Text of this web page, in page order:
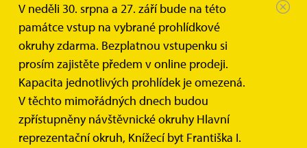
V neděli 30. srpna a 27. září bude na této
památce vstup na vybrané prohlídkové
okruhy zdarma. Bezplatnou vstupenku si
prosím zajistěte předem v online prodeji.
Kapacita jednotlivých prohlídek je omezená.
V těchto mimořádných dnech budou
zpřístupněny návštěvnické okruhy Hlavní
reprezentační okruh, Knížecí byt Františka I.
Zámek Valtice
Informace pro návštěvníky
Prohlídkové okruhy
Prohlídkové okruhy